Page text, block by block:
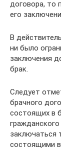
договора, то
его
В
ни было
заключения
брак.
Следует
брачного
состоящих в
заключаться
состоящими в